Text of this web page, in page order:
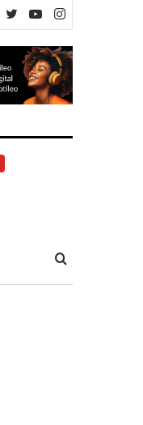
YouTube
Twitter
Facebook
Tafuta